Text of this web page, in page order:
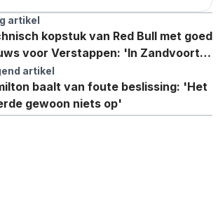
artikel
kopstuk van Red Bull met goed
voor Verstappen: 'In Zandvoort
artikel
baalt van foute beslissing: 'Het
gewoon niets op'